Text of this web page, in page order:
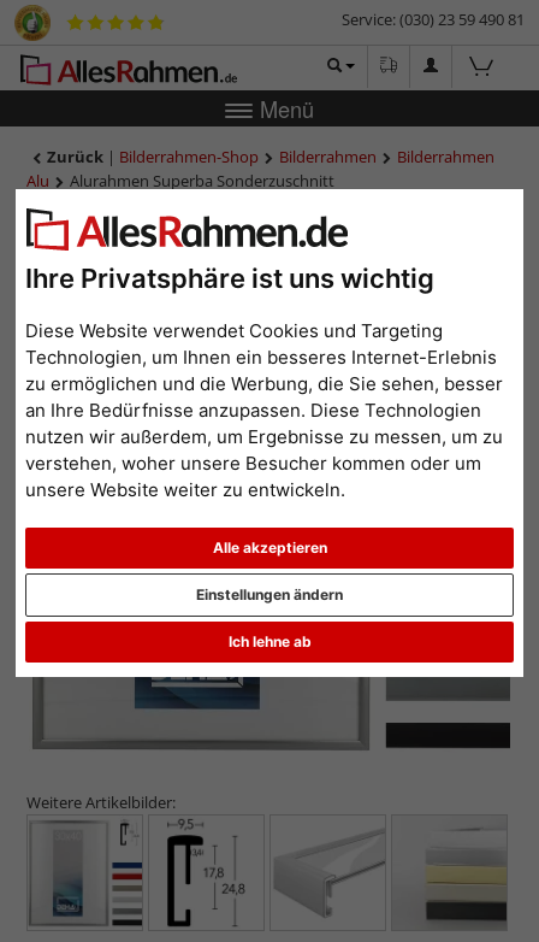
Ihre Privatsphäre ist uns wichtig
Diese Website verwendet Cookies und Targeting
Technologien, um Ihnen ein besseres Internet-Erlebnis
zu ermöglichen und die Werbung, die Sie sehen, besser
an Ihre Bedürfnisse anzupassen. Diese Technologien
nutzen wir außerdem, um Ergebnisse zu messen, um zu
verstehen, woher unsere Besucher kommen oder um
unsere Website weiter zu entwickeln.
Alle akzeptieren
Ich lehne ab
Einstellungen ändern
Service: (030) 23 59 490 81
Menü
Zurück | Bilderrahmen-Shop Bilderrahmen
Bilderrahmen
Alu
Alurahmen Superba Sonderzuschnitt
Alurahmen Superba
Sonderzuschnitt
Weitere Artikelbilder: